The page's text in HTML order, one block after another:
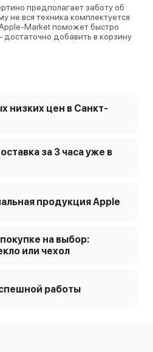
предполагает заботу об
вся техника комплектуется
Market поможет быстро
добавить в корзину
низких цен в Санкт-
за 3 часа уже в
продукция Apple
на выбор:
или чехол
работы